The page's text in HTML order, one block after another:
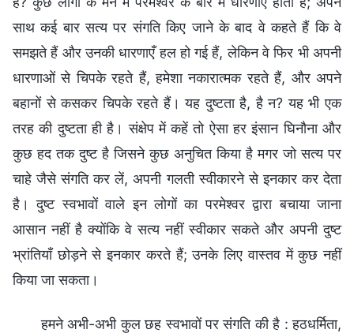
साथ कई बार सत्य पर संगति किए जाने के बाद वे कहते हैं कि वे
समझते हैं और उनकी धारणाएँ हल हो गई हैं, लेकिन वे फिर भी अपनी
धारणाओं से चिपके रहते हैं, हमेशा नकारात्मक रहते हैं, और अपने
बहानों से कसकर चिपके रहते हैं। यह दुष्टता है, है न? यह भी एक
तरह की दुष्टता ही है। संक्षेप में कहें तो ऐसा हर इंसान घिनौना और
कुछ हद तक दुष्ट है जिसने कुछ अनुचित किया है मगर जो सत्य पर
चाहे जैसे संगति कर लें, अपनी गलती स्वीकारने से इनकार कर देता
है। दुष्ट स्वभावों वाले इन लोगों का परमेश्वर द्वारा बचाया जाना
आसान नहीं है क्योंकि वे सत्य नहीं स्वीकार सकते और अपनी दुष्ट
भ्रांतियाँ छोड़ने से इनकार करते हैं; उनके लिए वास्तव में कुछ नहीं
किया जा सकता।
हमने अभी-अभी कुल छह स्वभावों पर संगति की है : हठधर्मिता,